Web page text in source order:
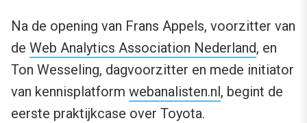
Na de opening van Frans Appels, voorzitter van
de Web Analytics Association Nederland, en
Ton Wesseling, dagvoorzitter en mede initiator
van kennisplatform webanalisten.nl, begint de
eerste praktijkcase over Toyota.